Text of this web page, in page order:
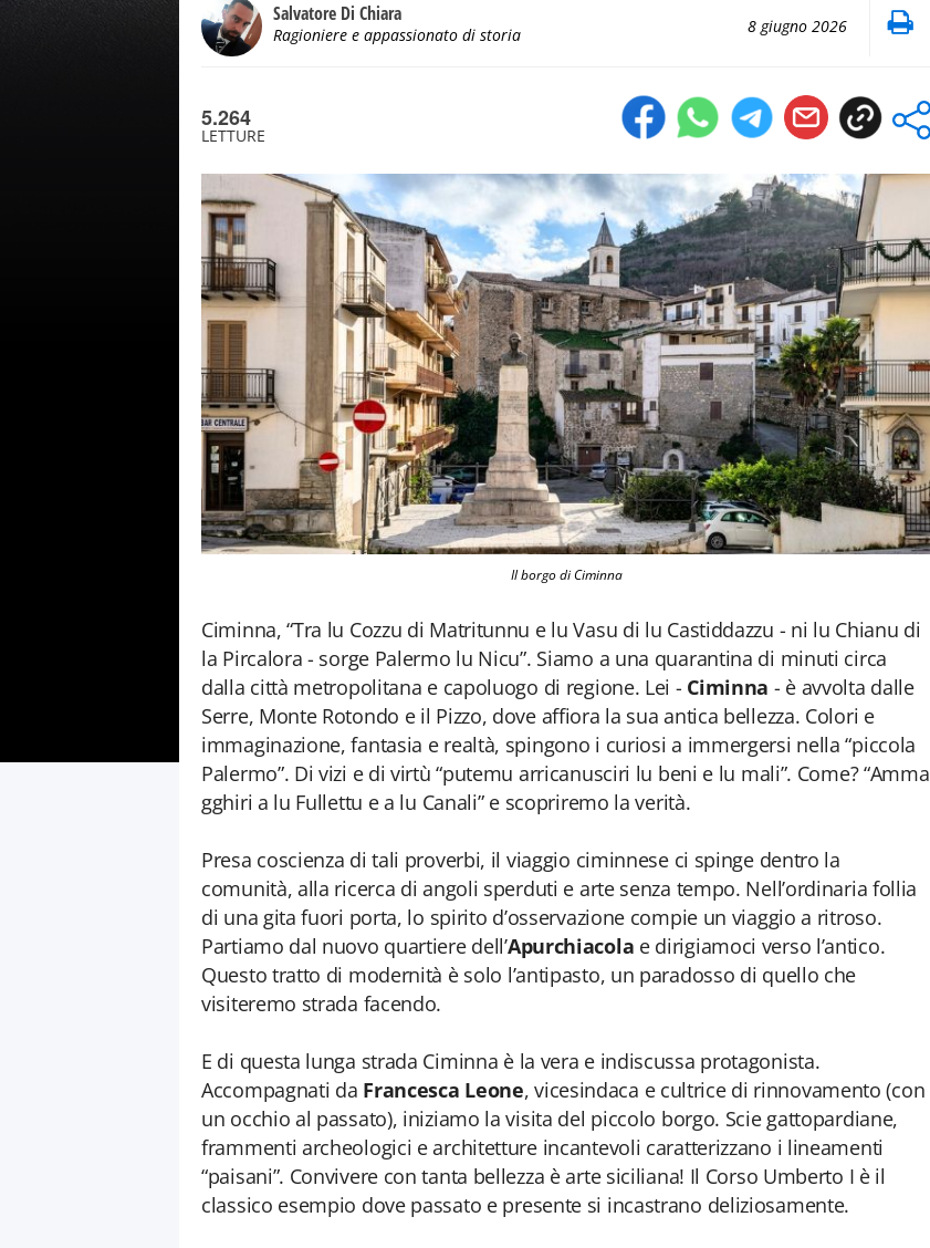
Salvatore Di Chiara
Ragioniere e appassionato di storia 8 giugno 2026
5.264
LETTURE
Il borgo di Ciminna
Ciminna, “Tra lu Cozzu di Matritunnu e lu Vasu di lu Castiddazzu - ni lu Chianu di
la Pircalora - sorge Palermo lu Nicu”. Siamo a una quarantina di minuti circa
dalla città metropolitana e capoluogo di regione. Lei - Ciminna - è avvolta dalle
Serre, Monte Rotondo e il Pizzo, dove affiora la sua antica bellezza. Colori e
immaginazione, fantasia e realtà, spingono i curiosi a immergersi nella “piccola
Palermo”. Di vizi e di virtù “putemu arricanusciri lu beni e lu mali”. Come? “Amma
gghiri a lu Fullettu e a lu Canali” e scopriremo la verità.
Presa coscienza di tali proverbi, il viaggio ciminnese ci spinge dentro la
comunità, alla ricerca di angoli sperduti e arte senza tempo. Nell’ordinaria follia
di una gita fuori porta, lo spirito d’osservazione compie un viaggio a ritroso.
Partiamo dal nuovo quartiere dell’Apurchiacola e dirigiamoci verso l’antico.
Questo tratto di modernità è solo l’antipasto, un paradosso di quello che
visiteremo strada facendo.
E di questa lunga strada Ciminna è la vera e indiscussa protagonista.
Accompagnati da Francesca Leone, vicesindaca e cultrice di rinnovamento (con
un occhio al passato), iniziamo la visita del piccolo borgo. Scie gattopardiane,
frammenti archeologici e architetture incantevoli caratterizzano i lineamenti
“paisani”. Convivere con tanta bellezza è arte siciliana! Il Corso Umberto I è il
classico esempio dove passato e presente si incastrano deliziosamente.